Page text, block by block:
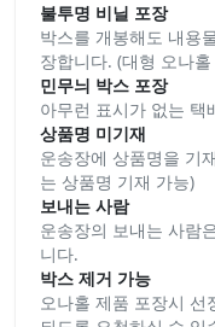
불투명 비닐 포장
박스를 개봉해도 내용
장합니다. (대형 오나
민무늬 박스 포장
아무런 표시가 없는 택
상품명 미기재
운송장에 상품명을 기
는 상품명 기재 가능)
보내는 사람
운송장의 보내는 사람
니다.
박스 제거 가능
오나홀 제품 포장시 선